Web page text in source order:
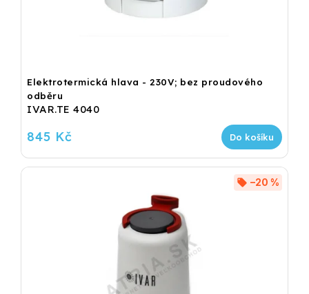
Elektrotermická hlava - 230V; bez proudového
odběru
IVAR.TE 4040
845 Kč Do košíku
–20 %